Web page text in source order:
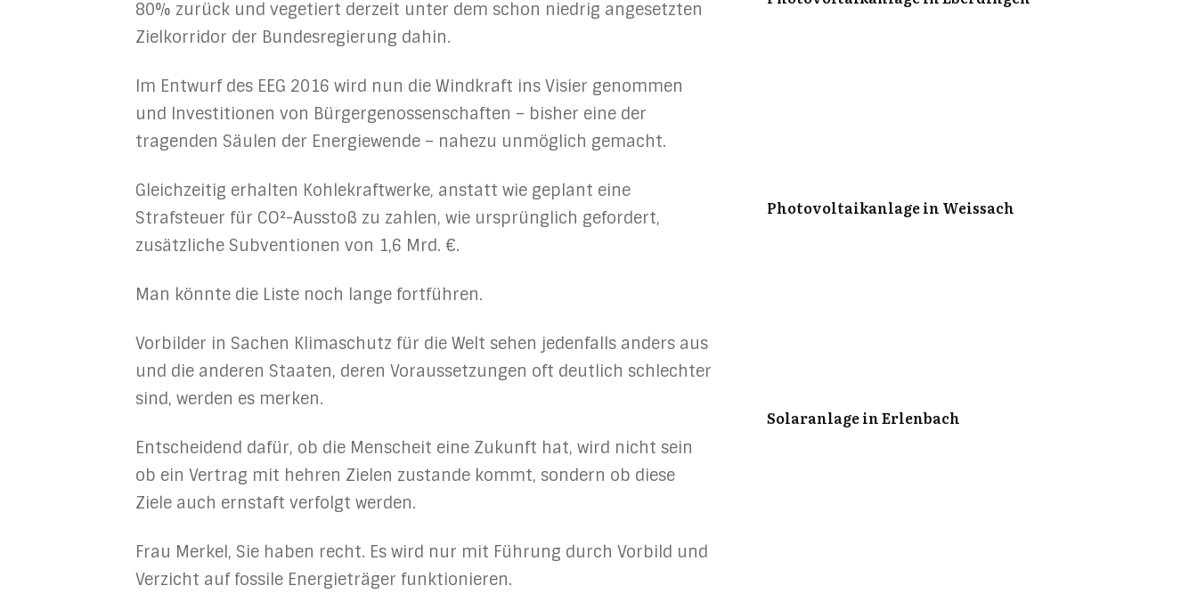
80% zurück und vegetiert derzeit unter dem schon niedrig angesetzten
Zielkorridor der Bundesregierung dahin.
Im Entwurf des EEG 2016 wird nun die Windkraft ins Visier genommen
und Investitionen von Bürgergenossenschaften – bisher eine der
tragenden Säulen der Energiewende – nahezu unmöglich gemacht.
Gleichzeitig erhalten Kohlekraftwerke, anstatt wie geplant eine
Strafsteuer für CO²-Ausstoß zu zahlen, wie ursprünglich gefordert,
zusätzliche Subventionen von 1,6 Mrd. €.
Man könnte die Liste noch lange fortführen.
Vorbilder in Sachen Klimaschutz für die Welt sehen jedenfalls anders aus
und die anderen Staaten, deren Voraussetzungen oft deutlich schlechter
sind, werden es merken.
Entscheidend dafür, ob die Menscheit eine Zukunft hat, wird nicht sein
ob ein Vertrag mit hehren Zielen zustande kommt, sondern ob diese
Ziele auch ernstaft verfolgt werden.
Frau Merkel, Sie haben recht. Es wird nur mit Führung durch Vorbild und
Verzicht auf fossile Energieträger funktionieren.
Photovoltaikanlage in Weissach
Solaranlage in Erlenbach